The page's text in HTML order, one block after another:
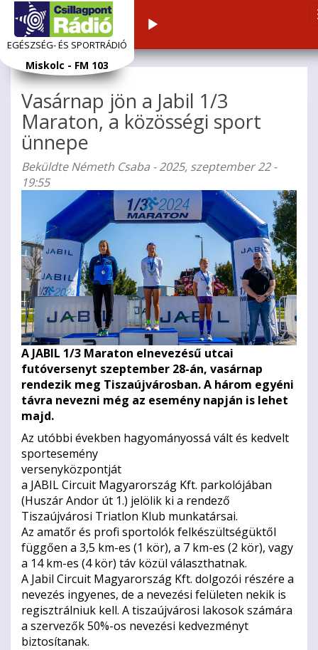
Ugrás
a
tartalomra
EGÉSZSÉG- ÉS SPORTRÁDIÓ
Miskolc - FM 103
Audiolejátszó
Vasárnap jön a Jabil 1/3
Maraton, a közösségi sport
ünnepe
BeküldteNémeth Csaba - 2025, szeptember 22 -
19:55
A JABIL 1/3 Maraton elnevezésű utcai
futóversenyt szeptember 28-án, vasárnap
rendezik meg Tiszaújvárosban. A három egyéni
távra nevezni még az esemény napján is lehet
majd.
Az utóbbi években hagyományossá vált és kedvelt
sportesemény
a JABIL Circuit Magyarország Kft. parkolójában
(Huszár Andor út 1.) jelölik ki a rendező
Tiszaújvárosi Triatlon Klub munkatársai.
Az amatőr és profi sportolók felkészültségüktől
függően a 3,5 km-es (1 kör), a 7 km-es (2 kör), vagy
a 14 km-es (4 kör) táv közül választhatnak.
A Jabil Circuit Magyarország Kft. dolgozói részére a
nevezés ingyenes, de a nevezési felületen nekik is
regisztrálniuk kell. A tiszaújvárosi lakosok számára
a szervezők 50%-os nevezési kedvezményt
biztosítanak.